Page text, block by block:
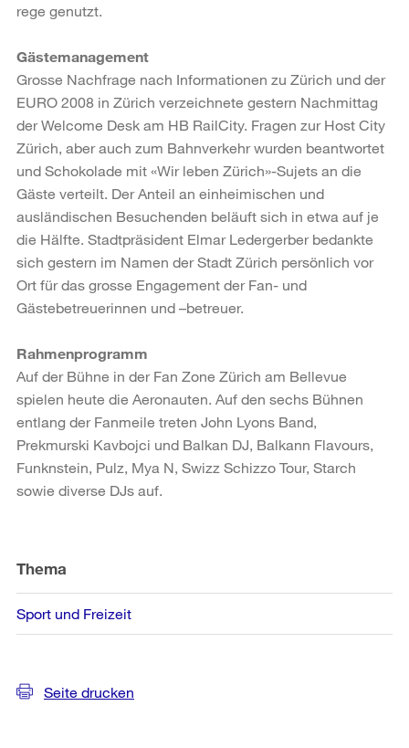
rege genutzt.
Gästemanagement
Grosse Nachfrage nach Informationen zu Zürich und der
EURO 2008 in Zürich verzeichnete gestern Nachmittag
der Welcome Desk am HB RailCity. Fragen zur Host City
Zürich, aber auch zum Bahnverkehr wurden beantwortet
und Schokolade mit «Wir leben Zürich»-Sujets an die
Gäste verteilt. Der Anteil an einheimischen und
ausländischen Besuchenden beläuft sich in etwa auf je
die Hälfte. Stadtpräsident Elmar Ledergerber bedankte
sich gestern im Namen der Stadt Zürich persönlich vor
Ort für das grosse Engagement der Fan- und
Gästebetreuerinnen und –betreuer.
Rahmenprogramm
Auf der Bühne in der Fan Zone Zürich am Bellevue
spielen heute die Aeronauten. Auf den sechs Bühnen
entlang der Fanmeile treten John Lyons Band,
Prekmurski Kavbojci und Balkan DJ, Balkann Flavours,
Funknstein, Pulz, Mya N, Swizz Schizzo Tour, Starch
sowie diverse DJs auf.
Informationen
Thema
Sport und Freizeit
Seite drucken